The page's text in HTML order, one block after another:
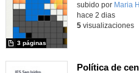
Contenido
subido por Maria H.
3 páginas
hace 2 dias
5visualizaciones
Política de